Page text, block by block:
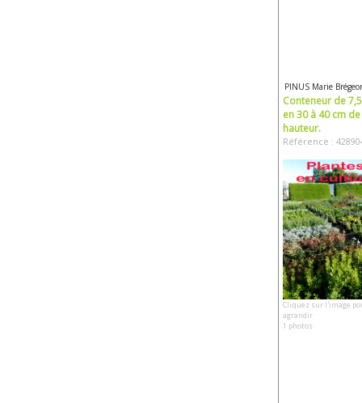
PINUS Marie
Conteneur de
en 30 à 40 cm de
hauteur.
Référence :
Cliquez sur l'image
agrandir
1 photos